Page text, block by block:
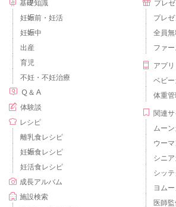
基礎知識
妊娠前・妊活
妊娠中
出産
育児
不妊・不妊治療
Ｑ＆Ａ
体験談
レシピ
離乳食レシピ
妊娠食レシピ
妊活食レシピ
成長アルバム
施設検索
プレゼ
プレ
全員無
ファ
アプリ
ベビー
体重管
関連サ
ムー
ウー
シニ
シッテ
ヨムー
医師